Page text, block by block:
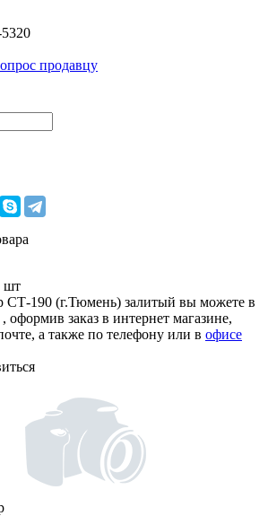
продавцу
шт
СТ-190 (г.Тюмень) залитый вы можете в
, оформив заказ в интернет магазине,
а также по телефону или в офисе